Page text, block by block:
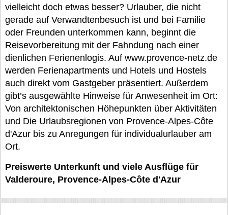
vielleicht doch etwas besser? Urlauber, die nicht
gerade auf Verwandtenbesuch ist und bei Familie
oder Freunden unterkommen kann, beginnt die
Reisevorbereitung mit der Fahndung nach einer
dienlichen Ferienenlogis. Auf www.provence-netz.de
werden Ferienapartments und Hotels und Hostels
auch direkt vom Gastgeber präsentiert. Außerdem
gibt’s ausgewählte Hinweise für Anwesenheit im Ort:
Von architektonischen Höhepunkten über Aktivitäten
und Die Urlaubsregionen von Provence-Alpes-Côte
d'Azur bis zu Anregungen für individualurlauber am
Ort.
Preiswerte Unterkunft und viele Ausflüge für
Valderoure, Provence-Alpes-Côte d'Azur